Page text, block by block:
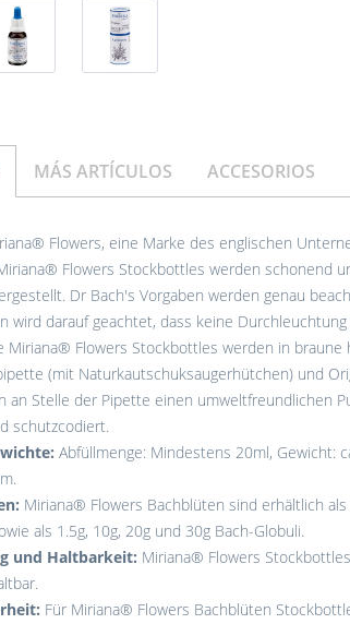
MÁS ARTÍCULOS ACCESORIOS
Flowers, eine Marke des englischen
Flowers Stockbottles werden schonend
Dr Bach's Vorgaben werden genau
wird darauf geachtet, dass keine
Miriana® Flowers Stockbottles werden in braune
(mit Naturkautschuksaugerhütchen) und
an Stelle der Pipette einen umweltfreundlichen
schutzcodiert.
Abfüllmenge: Mindestens 20ml, Gewicht:
Miriana® Flowers Bachblüten sind erhältlich
als 1.5g, 10g, 20g und 30g Bach-Globuli.
und Haltbarkeit: Miriana® Flowers
Für Miriana® Flowers Bachblüten